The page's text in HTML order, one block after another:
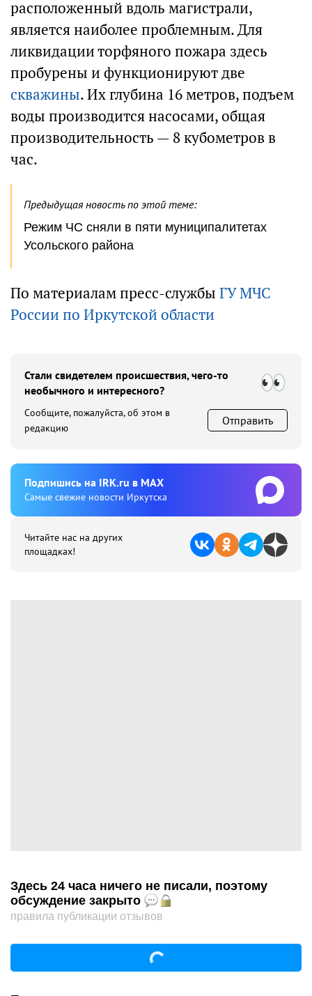
расположенный вдоль магистрали,
является наиболее проблемным. Для
ликвидации торфяного пожара здесь
пробурены и функционируют две
скважины. Их глубина 16 метров, подъем
воды производится насосами, общая
производительность — 8 кубометров в
час.
Предыдущая новость по этой теме:
Режим ЧС сняли в пяти муниципалитетах
Усольского района
По материалам пресс-службы ГУ МЧС
России по Иркутской области
Стали свидетелем происшествия, чего-то
необычного и интересного?
Сообщите, пожалуйста, об этом в
редакцию
Отправить
Подпишиcь на IRK.ru в MAX
Cамые свежие новости Иркутска
Читайте нас на других
площадках!
Здесь 24 часа ничего не писали, поэтому
обсуждение закрыто
правила публикации отзывов